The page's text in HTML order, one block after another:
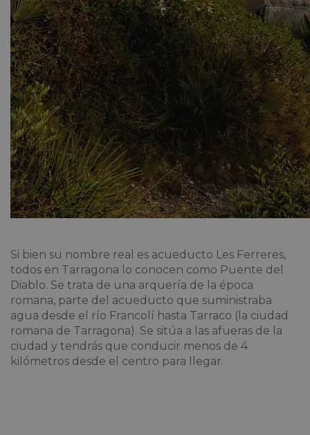
Si bien su nombre real es acueducto Les Ferreres,
todos en Tarragona lo conocen como Puente del
Diablo. Se trata de una arquería de la época
romana, parte del acueducto que suministraba
agua desde el río Francolí hasta Tarraco (la ciudad
romana de Tarragona). Se sitúa a las afueras de la
ciudad y tendrás que conducir menos de 4
kilómetros desde el centro para llegar.